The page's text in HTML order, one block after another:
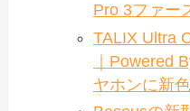
Pro 3ファー
TALIX Ultra
｜Powered
ヤホンに新